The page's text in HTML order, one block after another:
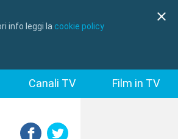
info leggi la cookie policy
Canali TV Film in TV